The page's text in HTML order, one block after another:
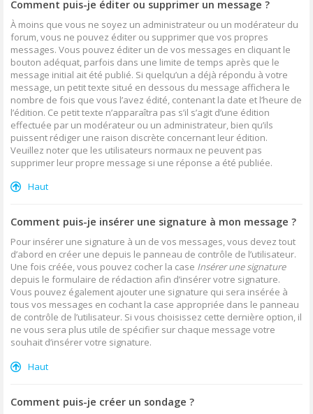
Comment puis-je éditer ou supprimer un message ?
À moins que vous ne soyez un administrateur ou un modérateur du
forum, vous ne pouvez éditer ou supprimer que vos propres
messages. Vous pouvez éditer un de vos messages en cliquant le
bouton adéquat, parfois dans une limite de temps après que le
message initial ait été publié. Si quelqu’un a déjà répondu à votre
message, un petit texte situé en dessous du message affichera le
nombre de fois que vous l’avez édité, contenant la date et l’heure de
l’édition. Ce petit texte n’apparaîtra pas s’il s’agit d’une édition
effectuée par un modérateur ou un administrateur, bien qu’ils
puissent rédiger une raison discrète concernant leur édition.
Veuillez noter que les utilisateurs normaux ne peuvent pas
supprimer leur propre message si une réponse a été publiée.
Haut
Comment puis-je insérer une signature à mon message ?
Pour insérer une signature à un de vos messages, vous devez tout
d’abord en créer une depuis le panneau de contrôle de l’utilisateur.
Une fois créée, vous pouvez cocher la case Insérer une signature
depuis le formulaire de rédaction afin d’insérer votre signature.
Vous pouvez également ajouter une signature qui sera insérée à
tous vos messages en cochant la case appropriée dans le panneau
de contrôle de l’utilisateur. Si vous choisissez cette dernière option, il
ne vous sera plus utile de spécifier sur chaque message votre
souhait d’insérer votre signature.
Haut
Comment puis-je créer un sondage ?